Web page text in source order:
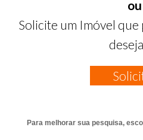
ou
Solicite um Imóvel
Para melhorar sua pesquisa,